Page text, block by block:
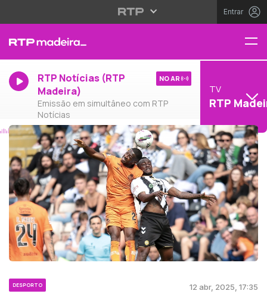
Entrar
RTP Notícias (RTP
Madeira)
Emissão em simultâneo com RTP
Notícias
NO AR
TV
RTP
DESPORTO 12 abr, 2025, 17:35